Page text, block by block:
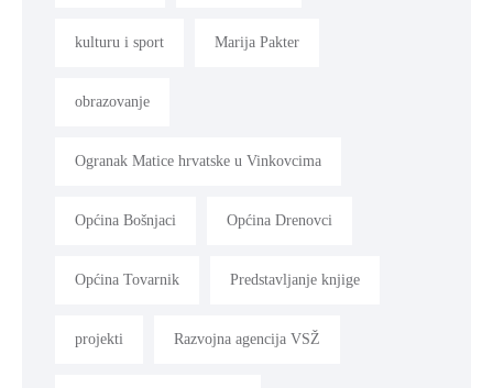
kulturu i sport Marija Pakter
obrazovanje
Ogranak Matice hrvatske u Vinkovcima
Općina Bošnjaci Općina Drenovci
Općina Tovarnik Predstavljanje knjige
projekti Razvojna agencija VSŽ